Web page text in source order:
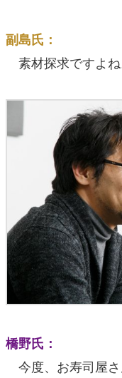
副島氏：
素材探求ですよね
橋野氏：
今度、お寿司屋